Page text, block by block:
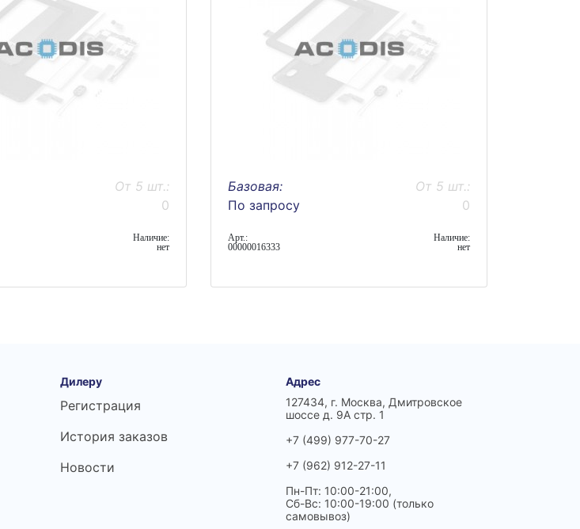
От 5 шт.:
0
Наличие:
нет
Базовая:
По запросу
От 5 шт.:
0
Арт.:
00000016333
Наличие:
нет
Дилеру
Регистрация
История заказов
Новости
Адрес
127434, г. Москва, Дмитровское
шоссе д. 9А стр. 1
+7 (499) 977-70-27
+7 (962) 912-27-11
Пн-Пт: 10:00-21:00,
Сб-Вс: 10:00-19:00 (только
самовывоз)